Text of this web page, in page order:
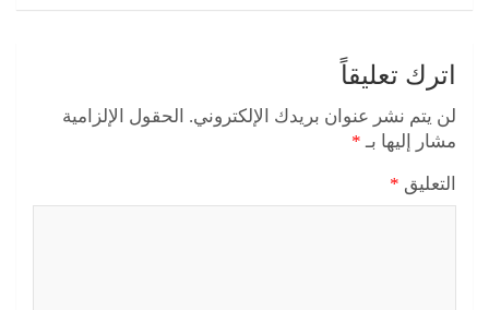
اترك تعليقاً
لن يتم نشر عنوان بريدك الإلكتروني. الحقول الإلزامية
مشار إليها بـ *
التعليق *